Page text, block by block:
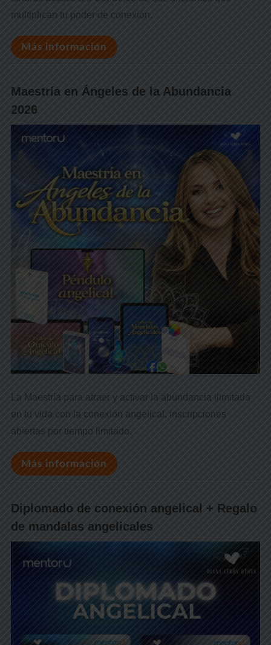
multiplican tu poder de conexión.
Más información
Maestría en Ángeles de la Abundancia
2026
La Maestría para atraer y activar la abundancia ilimitada
en tu vida con la conexión angelical, inscripciones
abiertas por tiempo limitado.
Más información
Diplomado de conexión angelical + Regalo
de mandalas angelicales